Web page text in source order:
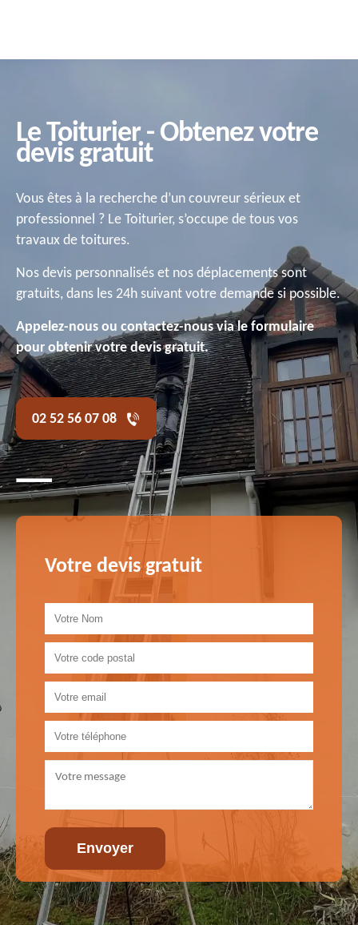
Le Toiturier - Obtenez votre
devis gratuit
Vous êtes à la recherche d’un couvreur sérieux et
professionnel ? Le Toiturier, s’occupe de tous vos
travaux de toitures.
Nos devis personnalisés et nos déplacements sont
gratuits, dans les 24h suivant votre demande si possible.
Appelez-nous ou contactez-nous via le formulaire
pour obtenir votre devis gratuit.
02 52 56 07 08
Votre devis gratuit